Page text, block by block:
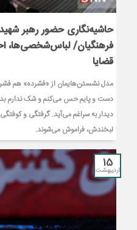
حاشیه‌نگاری حضور رهبر
فرهنگیان/ لباس‌شخصی‌ها،
قضایا
مدل نشستن‌هایمان از «فشرده» هم
دست و پایم حس می‌کنم و شک ندارم
دیدار به سراغم می‌آید. گرفتگی و
لبخندش، فراموش می‌شوند.
15
اردیبهشت